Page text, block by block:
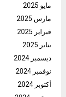
مايو 2025
مارس 2025
فبراير 2025
يناير 2025
ديسمبر 2024
نوفمبر 2024
أكتوبر 2024